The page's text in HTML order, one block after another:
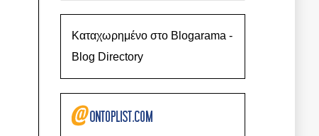
Καταχωρημένο στο Blogarama -
Blog Directory